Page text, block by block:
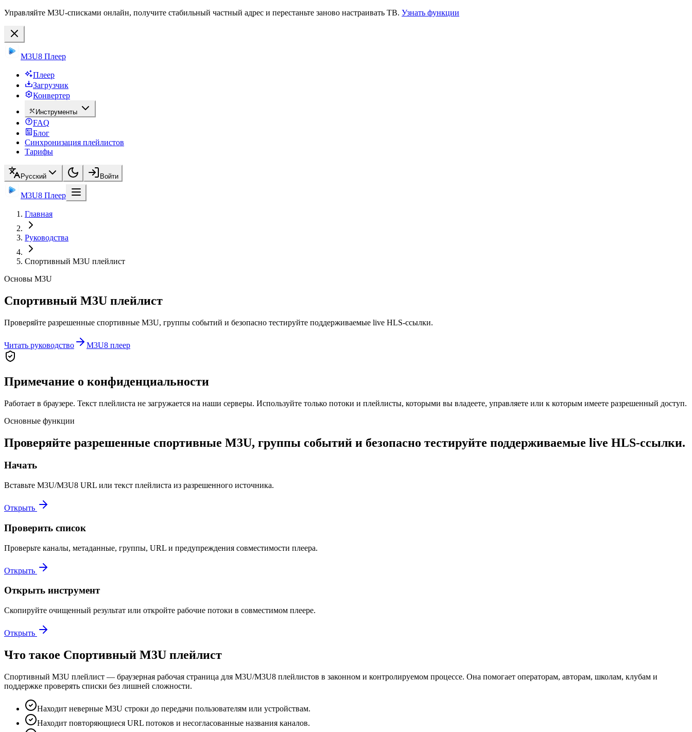
Управляйте M3U-списками онлайн, получите стабильный частный адрес и перестаньте заново настраивать ТВ. Узнать функции
M3U8 Плеер
Плеер
Загрузчик
Конвертер
Инструменты
FAQ
Блог
Синхронизация плейлистов
Тарифы
Русский Войти
M3U8 Плеер
Главная
Руководства
Спортивный M3U плейлист
Основы M3U
Спортивный M3U плейлист
Проверяйте разрешенные спортивные M3U, группы событий и безопасно тестируйте поддерживаемые live HLS-ссылки.
Читать руководство M3U8 плеер
Примечание о конфиденциальности
Работает в браузере. Текст плейлиста не загружается на наши серверы. Используйте только потоки и плейлисты, которыми вы владеете, управляете или к которым имеете разрешенный доступ.
Основные функции
Проверяйте разрешенные спортивные M3U, группы событий и безопасно тестируйте поддерживаемые live HLS-ссылки.
Начать
Вставьте M3U/M3U8 URL или текст плейлиста из разрешенного источника.
Открыть
Проверить список
Проверьте каналы, метаданные, группы, URL и предупреждения совместимости плеера.
Открыть
Открыть инструмент
Скопируйте очищенный результат или откройте рабочие потоки в совместимом плеере.
Открыть
Что такое Спортивный M3U плейлист
Спортивный M3U плейлист — браузерная рабочая страница для M3U/M3U8 плейлистов в законном и контролируемом процессе. Она помогает операторам, авторам, школам, клубам и
поддержке проверять списки без лишней сложности.
Находит неверные M3U строки до передачи пользователям или устройствам.
Находит повторяющиеся URL потоков и несогласованные названия каналов.